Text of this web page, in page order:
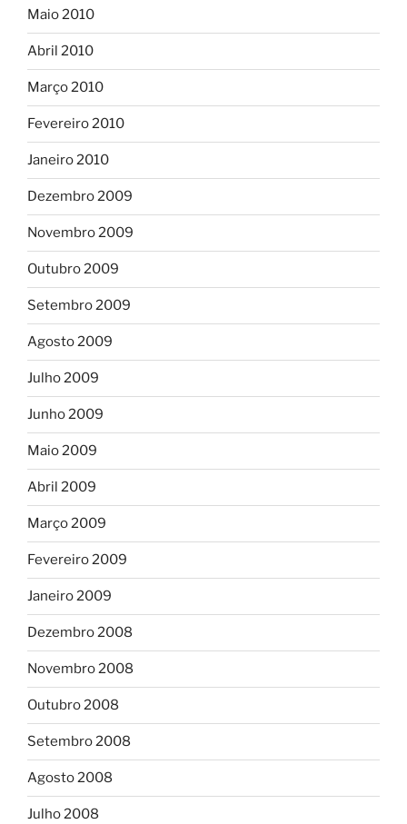
Maio 2010
Abril 2010
Março 2010
Fevereiro 2010
Janeiro 2010
Dezembro 2009
Novembro 2009
Outubro 2009
Setembro 2009
Agosto 2009
Julho 2009
Junho 2009
Maio 2009
Abril 2009
Março 2009
Fevereiro 2009
Janeiro 2009
Dezembro 2008
Novembro 2008
Outubro 2008
Setembro 2008
Agosto 2008
Julho 2008